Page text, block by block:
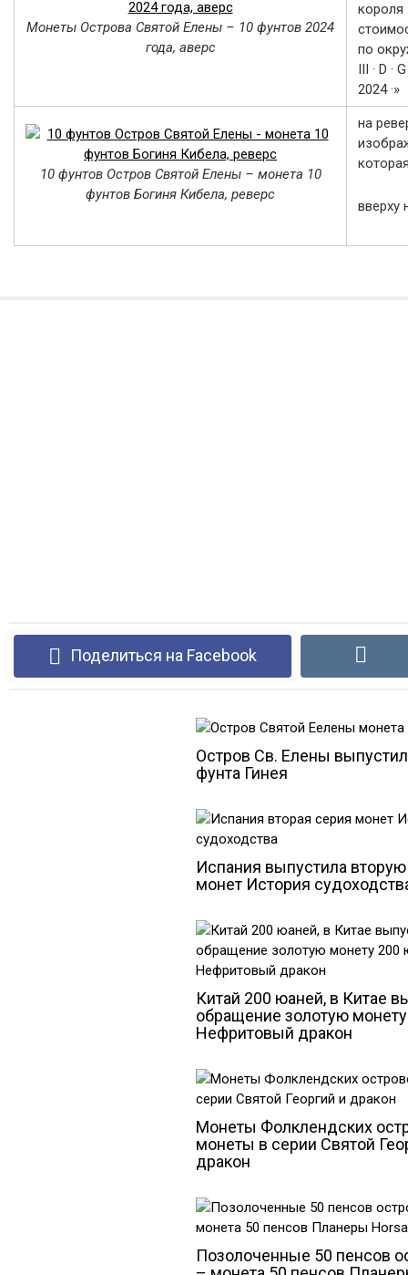
Монеты Острова Святой Елены – 10 фунтов 2024
года, аверс
короля
по
III · D ·
2024 ·»
10 фунтов Остров Святой Елены – монета 10
фунтов Богиня Кибела, реверс
на
вверху
Поделиться на Facebook
Остров Св. Елены
фунта Гинея
Испания выпустила
монет История
Китай 200 юаней, в Китае
обращение золотую
Нефритовый дракон
Монеты Фолклендских
монеты в серии Святой
дракон
Позолоченные 50 пенсов